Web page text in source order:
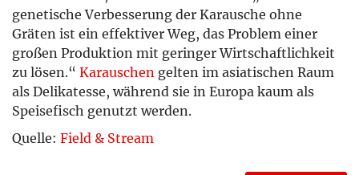
genetische Verbesserung der Karausche ohne
Gräten ist ein effektiver Weg, das Problem einer
großen Produktion mit geringer Wirtschaftlichkeit
zu lösen.“ Karauschen gelten im asiatischen Raum
als Delikatesse, während sie in Europa kaum als
Speisefisch genutzt werden.
Quelle: Field & Stream